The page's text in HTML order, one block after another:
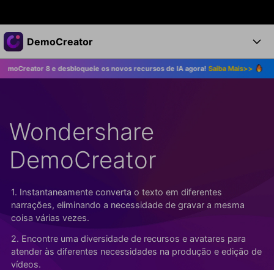
Produtos em destaque
Criatividade digital com IA generativa
Utilitários
Negócios
Sala de imprensa
Loja
Suporte
DemoCreator
Produtos
Recursos
Todos os recursos >
Recursos de IA
Dicas de IA
Todos os recursos de IA >
Soluções
DemoCreator para
Blog
Mais Soluções >
Central de Ajuda
Começe a Usar
Suporte
TESTE GRÁTIS COMPRE AGORA
Entrar
e desbloqueie os novos recursos de IA agora!Saiba Mais>> Atualize
Wondershare
DemoCreator
1. Instantaneamente converta o texto em diferentes
narrações, eliminando a necessidade de gravar a mesma
coisa várias vezes.
2. Encontre uma diversidade de recursos e avatares para
atender às diferentes necessidades na produção e edição de
vídeos.